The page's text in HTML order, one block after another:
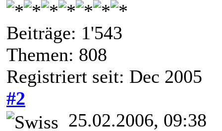
Beiträge: 1'543
Themen: 808
Registriert seit: Dec 2005
#2
25.02.2006, 09:38